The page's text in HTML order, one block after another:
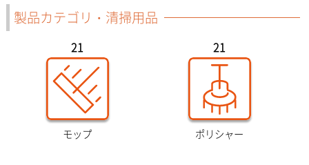
製品カテゴリ・清掃用品
21
モップ
21
ポリシャー